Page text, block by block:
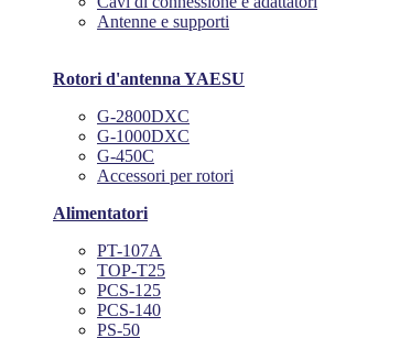
Antenne e supporti
Rotori d'antenna YAESU
G-2800DXC
G-1000DXC
G-450C
Accessori per rotori
Alimentatori
PT-107A
TOP-T25
PCS-125
PCS-140
PS-50